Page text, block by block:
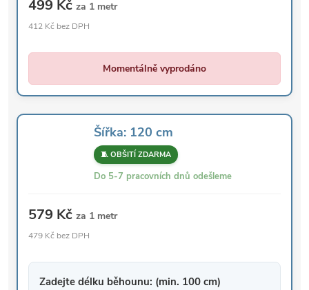
499 Kč za 1 metr
412 Kč bez DPH
Momentálně vyprodáno
Šířka: 120 cm
🧵 OBŠITÍ ZDARMA
Do 5-7 pracovních dnů odešleme
579 Kč za 1 metr
479 Kč bez DPH
Zadejte délku běhounu: (min. 100 cm)